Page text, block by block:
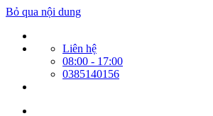
Bỏ qua nội dung
Liên hệ
08:00 - 17:00
0385140156